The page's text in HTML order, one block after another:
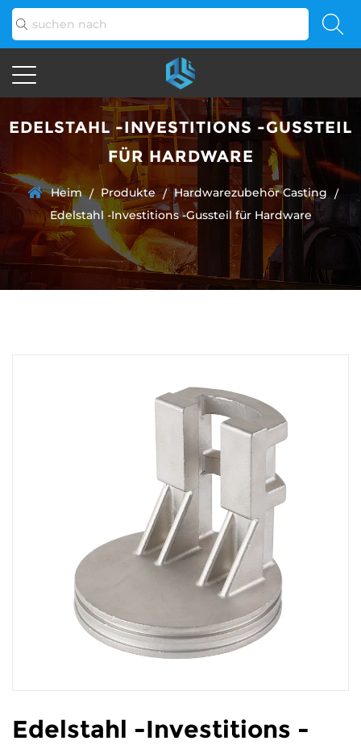
EDELSTAHL -INVESTITIONS -GUSSTEIL
FÜR HARDWARE
Heim / Produkte / Hardwarezubehör Casting /
Edelstahl -Investitions -Gussteil für Hardware
Edelstahl -Investitions -